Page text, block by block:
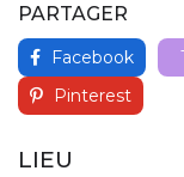
PARTAGER
Facebook
Pinterest
LIEU